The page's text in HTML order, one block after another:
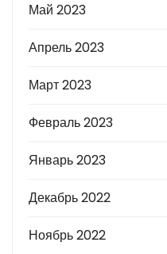
Май 2023
Апрель 2023
Март 2023
Февраль 2023
Январь 2023
Декабрь 2022
Ноябрь 2022